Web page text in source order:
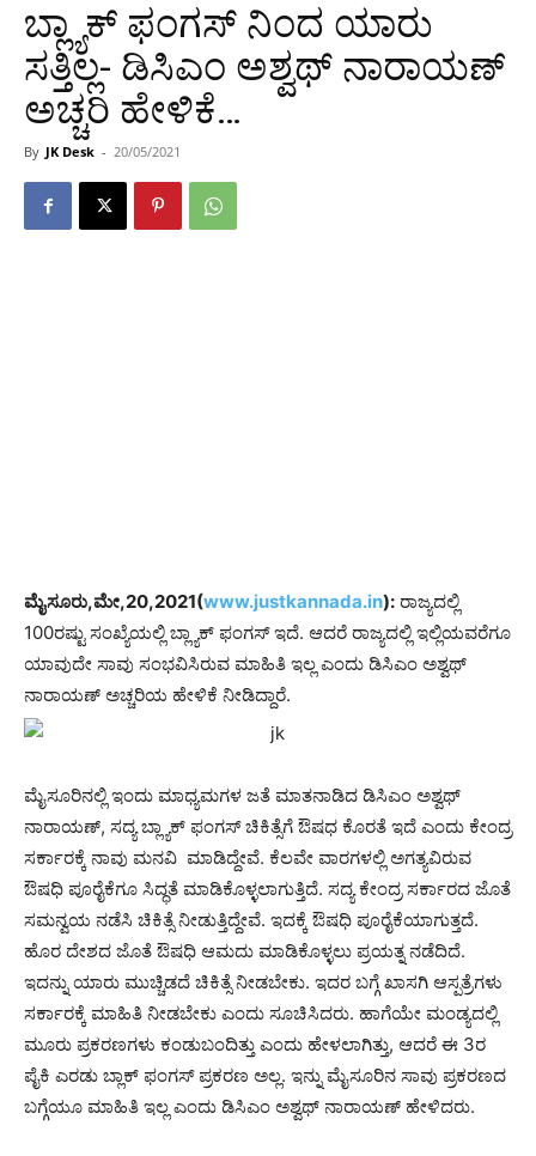
ಬ್ಲ್ಯಾಕ್ ಫಂಗಸ್ ನಿಂದ ಯಾರು
ಸತ್ತಿಲ್ಲ- ಡಿಸಿಎಂ ಅಶ್ವಥ್ ನಾರಾಯಣ್
ಅಚ್ಚರಿ ಹೇಳಿಕೆ…
By JK Desk - 20/05/2021
ಮೈಸೂರು,ಮೇ,20,2021(www.justkannada.in): ರಾಜ್ಯದಲ್ಲಿ
100ರಷ್ಟು ಸಂಖ್ಯೆಯಲ್ಲಿ ಬ್ಲ್ಯಾಕ್ ಫಂಗಸ್ ಇದೆ. ಆದರೆ ರಾಜ್ಯದಲ್ಲಿ ಇಲ್ಲಿಯವರೆಗೂ
ಯಾವುದೇ ಸಾವು ಸಂಭವಿಸಿರುವ ಮಾಹಿತಿ ಇಲ್ಲ ಎಂದು ಡಿಸಿಎಂ ಅಶ್ವಥ್
ನಾರಾಯಣ್ ಅಚ್ಚರಿಯ ಹೇಳಿಕೆ ನೀಡಿದ್ದಾರೆ.
ಮೈಸೂರಿನಲ್ಲಿ ಇಂದು ಮಾಧ್ಯಮಗಳ ಜತೆ ಮಾತನಾಡಿದ ಡಿಸಿಎಂ ಅಶ್ವಥ್
ನಾರಾಯಣ್, ಸದ್ಯ ಬ್ಲ್ಯಾಕ್ ಫಂಗಸ್ ಚಿಕಿತ್ಸೆಗೆ ಔಷಧ ಕೊರತೆ ಇದೆ ಎಂದು ಕೇಂದ್ರ
ಸರ್ಕಾರಕ್ಕೆ ನಾವು ಮನವಿ ಮಾಡಿದ್ದೇವೆ. ಕೆಲವೇ ವಾರಗಳಲ್ಲಿ ಅಗತ್ಯವಿರುವ
ಔಷಧಿ ಪೂರೈಕೆಗೂ ಸಿದ್ಧತೆ ಮಾಡಿಕೊಳ್ಳಲಾಗುತ್ತಿದೆ. ಸದ್ಯ ಕೇಂದ್ರ ಸರ್ಕಾರದ ಜೊತೆ
ಸಮನ್ವಯ ನಡೆಸಿ ಚಿಕಿತ್ಸೆ ನೀಡುತ್ತಿದ್ದೇವೆ. ಇದಕ್ಕೆ ಔಷಧಿ ಪೂರೈಕೆಯಾಗುತ್ತದೆ.
ಹೊರ ದೇಶದ ಜೊತೆ ಔಷಧಿ ಆಮದು ಮಾಡಿಕೊಳ್ಳಲು ಪ್ರಯತ್ನ ನಡೆದಿದೆ.
ಇದನ್ನು ಯಾರು ಮುಚ್ಚಿಡದೆ ಚಿಕಿತ್ಸೆ ನೀಡಬೇಕು. ಇದರ ಬಗ್ಗೆ ಖಾಸಗಿ ಆಸ್ಪತ್ರೆಗಳು
ಸರ್ಕಾರಕ್ಕೆ ಮಾಹಿತಿ ನೀಡಬೇಕು ಎಂದು ಸೂಚಿಸಿದರು. ಹಾಗೆಯೇ ಮಂಡ್ಯದಲ್ಲಿ
ಮೂರು ಪ್ರಕರಣಗಳು ಕಂಡುಬಂದಿತ್ತು ಎಂದು ಹೇಳಲಾಗಿತ್ತು, ಆದರೆ ಈ 3ರ
ಪೈಕಿ ಎರಡು ಬ್ಲಾಕ್ ಫಂಗಸ್ ಪ್ರಕರಣ ಅಲ್ಲ. ಇನ್ನು ಮೈಸೂರಿನ ಸಾವು ಪ್ರಕರಣದ
ಬಗ್ಗೆಯೂ ಮಾಹಿತಿ ಇಲ್ಲ ಎಂದು ಡಿಸಿಎಂ ಅಶ್ವಥ್ ನಾರಾಯಣ್ ಹೇಳಿದರು.